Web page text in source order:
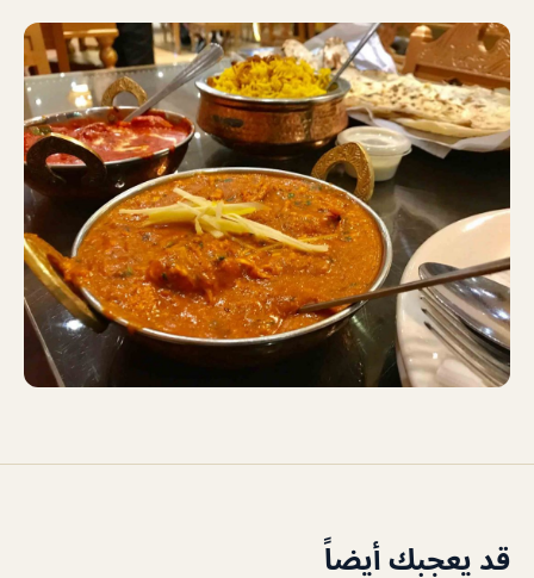
قد يعجبك أيضاً